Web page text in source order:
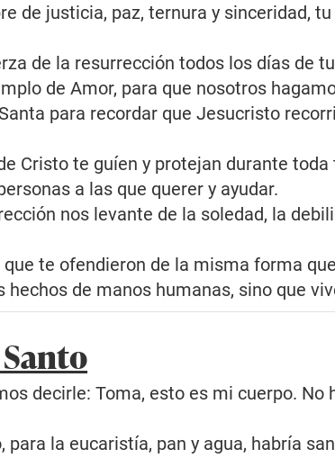
de justicia, paz, ternura y sinceridad,
de la resurrección todos los días de
de Amor, para que nosotros
para recordar que Jesucristo
Cristo te guíen y protejan durante toda
a las que querer y ayudar.
nos levante de la soledad, la
te ofendieron de la misma forma
hechos de manos humanas, sino que
decirle: Toma, esto es mi cuerpo. No
para la eucaristía, pan y agua, habría